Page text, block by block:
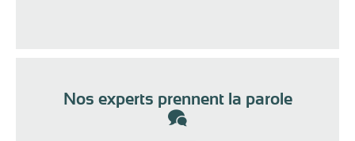
Nos experts prennent la parole